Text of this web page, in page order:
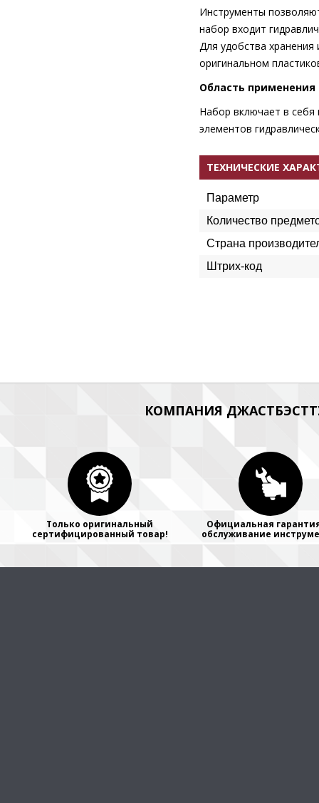
Инструменты
набор входит
Для удобства
оригинальном
Область применения
Набор включает в себя
элементов
ТЕХНИЧЕСКИЕ
Параметр
Количество
Страна
Штрих-код
КОМПАНИЯ
Только оригинальный
сертифицированный товар!
Официальная
обслуживание